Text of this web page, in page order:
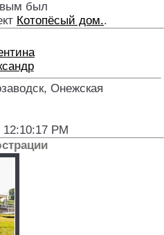
был
Котопёсый дом..
Онежская
PM